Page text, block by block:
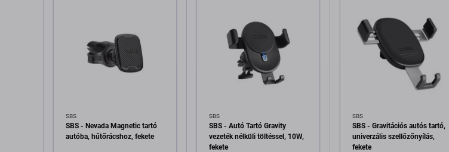
SBS
SBS - Nevada Magnetic tartó
autóba, hűtőrácshoz, fekete
SBS
SBS - Autó Tartó Gravity
vezeték nélküli töltéssel, 10W,
fekete
SBS
SBS - Gravitációs autós tartó,
univerzális szellőzőnyílás,
fekete